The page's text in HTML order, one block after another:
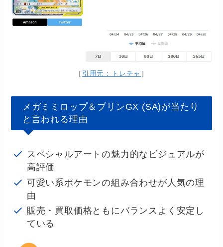
［ 引用元：トレチャ ］
メガミミロップ＆プリンGX (SA)が当たり
と言われる理由
スペシャルアートの魅力的なビジュアルが
高評価
可愛い系ポケモンの組み合わせが人気の理
由
販売・買取価格ともにバランスよく安定し
ている